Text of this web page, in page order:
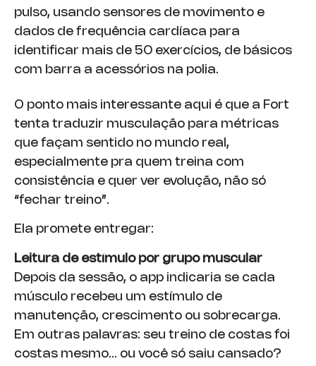
pulso, usando sensores de movimento e
dados de frequência cardíaca para
identificar mais de 50 exercícios, de básicos
com barra a acessórios na polia.
O ponto mais interessante aqui é que a Fort
tenta traduzir musculação para métricas
que façam sentido no mundo real,
especialmente pra quem treina com
consistência e quer ver evolução, não só
“fechar treino”.
Ela promete entregar:
Leitura de estímulo por grupo muscular
Depois da sessão, o app indicaria se cada
músculo recebeu um estímulo de
manutenção, crescimento ou sobrecarga.
Em outras palavras: seu treino de costas foi
costas mesmo… ou você só saiu cansado?